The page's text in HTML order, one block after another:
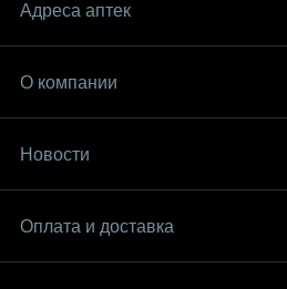
Адреса аптек
О компании
Новости
Оплата и доставка